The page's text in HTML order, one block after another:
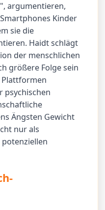
argumentieren,
Kinder
sie die
Haidt schlägt
der menschlichen
größere Folge sein
Plattformen
psychischen
Ängsten Gewicht
nur als